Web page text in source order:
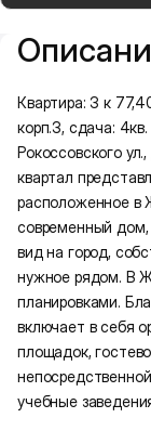
Подробная
Квартира: 3 к
корп.3, сдача:
Рокоссовского
квартал
расположенное в
современный дом,
вид на город,
нужное рядом. В
планировками.
включает в себя
площадок,
учебные